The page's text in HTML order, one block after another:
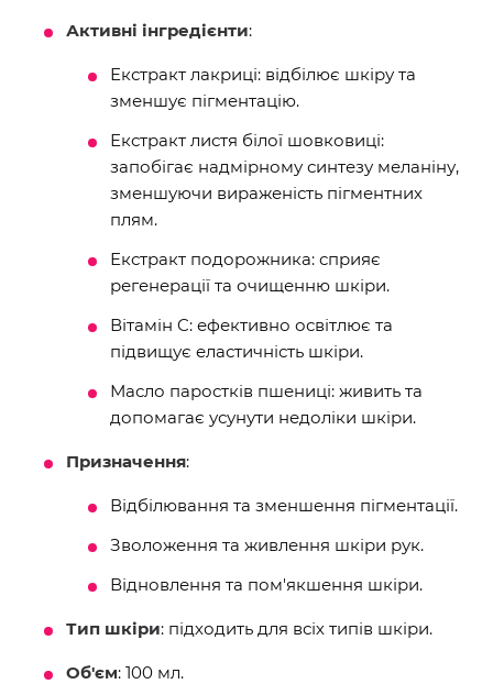
Активні інгредієнти:
Екстракт лакриці: відбілює шкіру та
зменшує пігментацію.
Екстракт листя білої шовковиці:
запобігає надмірному синтезу меланіну,
зменшуючи вираженість пігментних
плям.
Екстракт подорожника: сприяє
регенерації та очищенню шкіри.
Вітамін C: ефективно освітлює та
підвищує еластичність шкіри.
Масло паростків пшениці: живить та
допомагає усунути недоліки шкіри.
Призначення:
Відбілювання та зменшення пігментації.
Зволоження та живлення шкіри рук.
Відновлення та пом'якшення шкіри.
Тип шкіри: підходить для всіх типів шкіри.
Об'єм: 100 мл.